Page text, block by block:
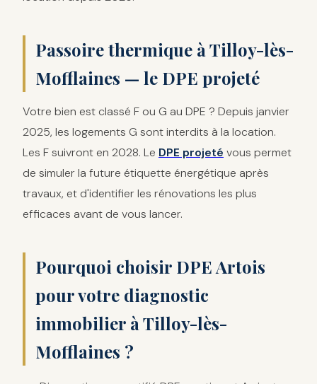
Passoire thermique à Tilloy-lès-
Mofflaines — le DPE projeté
Votre bien est classé F ou G au DPE ? Depuis janvier
2025, les logements G sont interdits à la location.
Les F suivront en 2028. Le DPE projeté vous permet
de simuler la future étiquette énergétique après
travaux, et d'identifier les rénovations les plus
efficaces avant de vous lancer.
Pourquoi choisir DPE Artois
pour votre diagnostic
immobilier à Tilloy-lès-
Mofflaines ?